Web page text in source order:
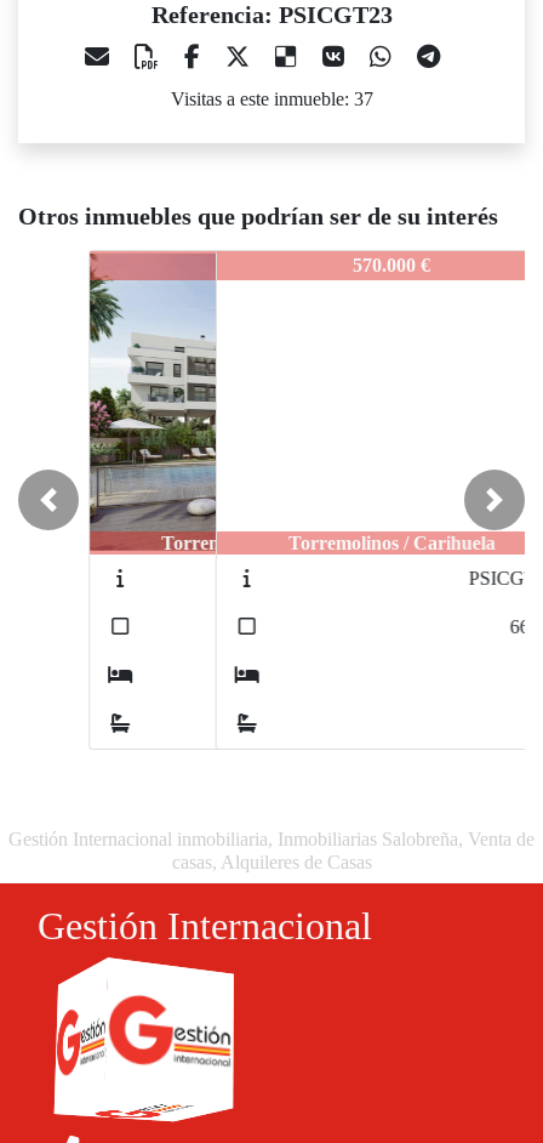
Referencia: PSICGT23
Visitas a este inmueble: 37
Otros inmuebles que podrían ser de su interés
PSICGT23
Torremolinos / Carihuela
Previous Next
Gestión Internacional inmobiliaria, Inmobiliarias Salobreña, Venta de
casas, Alquileres de Casas
Gestión Internacional